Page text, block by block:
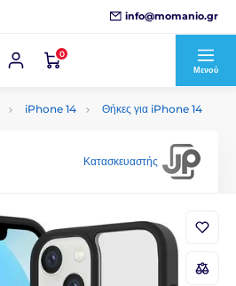
info@momanio.gr
0
Μενού
iPhone 14 Θήκες για iPhone 14
Κατασκευαστής